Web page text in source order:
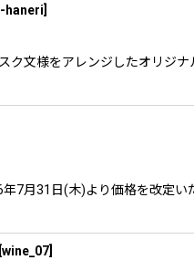
haneri
文様をアレンジしたオリジ
7月31日(木)より価格を改定
wine_07